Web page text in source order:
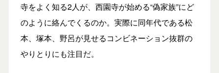
寺をよく知る2人が、西園寺が始める“偽家族”にど
のように絡んでくるのか。実際に同年代である松
本、塚本、野呂が見せるコンビネーション抜群の
やりとりにも注目だ。